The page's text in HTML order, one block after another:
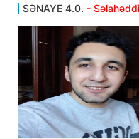
SƏNAYE 4.0. -